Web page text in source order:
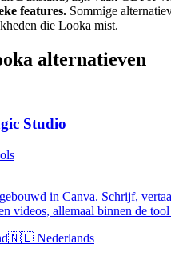
features. Sommige
die Looka mist.
alternatieven
Studio
in Canva. Schrijf,
videos, allemaal binnen de
🇳🇱 Nederlands